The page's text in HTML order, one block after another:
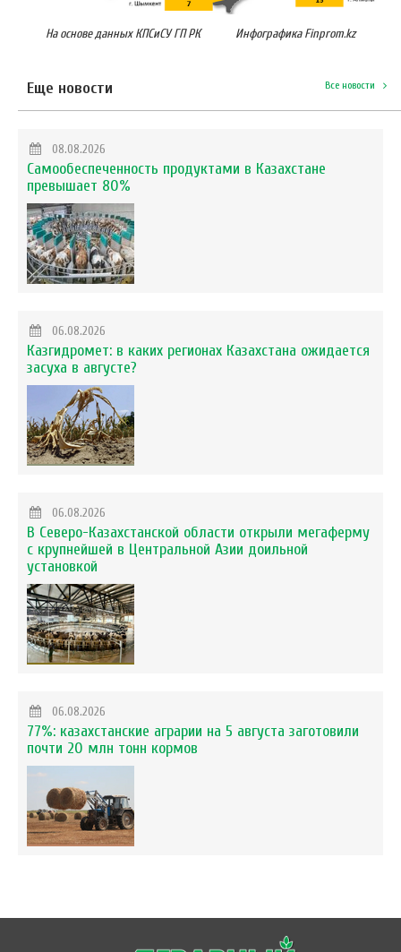
На основе данных КПСиСУ ГП РК Инфографика Finprom.kz
Еще новости Все новости
08.08.2026
Самообеспеченность продуктами в Казахстане
превышает 80%
06.08.2026
Казгидромет: в каких регионах Казахстана ожидается
засуха в августе?
06.08.2026
В Северо-Казахстанской области открыли мегаферму
с крупнейшей в Центральной Азии доильной
установкой
06.08.2026
77%: казахстанские аграрии на 5 августа заготовили
почти 20 млн тонн кормов